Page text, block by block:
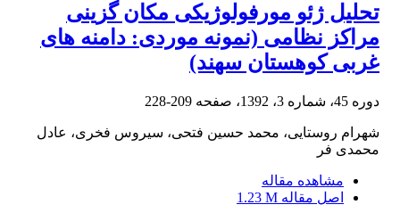
تحلیل ژئو مورفولوژیکی مکان گزینی
مراکز نظامی (نمونه موردی: دامنه های
غربی کوهستان سهند)
دوره 45، شماره 3، 1392، صفحه 209-228
شهرام روستایی، محمد حسین فتحی، سیروس فخری، عادل
محمدی فر
مشاهده مقاله
اصل مقاله 1.23 M